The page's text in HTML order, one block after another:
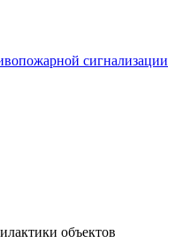
сигнализации
объектов